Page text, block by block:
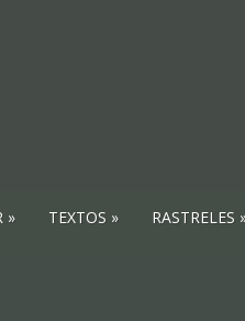
TEXTOS RASTRELES